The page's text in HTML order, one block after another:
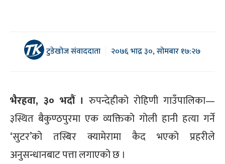
टुडेखोज संवाददाता २०७६ भाद्र ३०, सोमबार १७:२७
भैरहवा, ३० भदौं । रुपन्देहीको रोहिणी गाउँपालिका—
३स्थित बैकुण्ठपुरमा एक व्यक्तिको गोली हानी हत्या गर्ने
‘सुटर’को तस्बिर क्यामेरामा कैद भएको प्रहरीले
अनुसन्धानबाट पत्ता लगाएको छ ।